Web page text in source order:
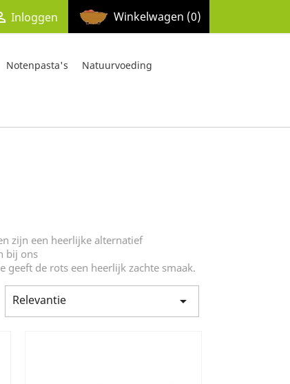
Inloggen Winkelwagen (0)
Notenpasta's Natuurvoeding
zijn een heerlijke alternatief
bij ons
de rots een heerlijk zachte smaak.
Relevantie 